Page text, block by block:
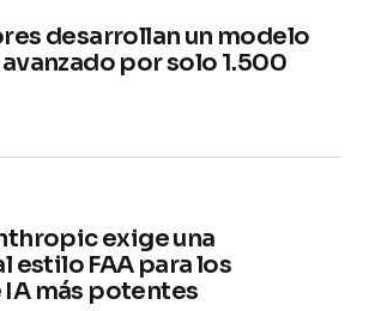
desarrollan un modelo
por solo 1.500
exige una
estilo FAA para los
más potentes